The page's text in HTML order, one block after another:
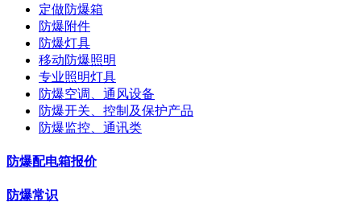
定做防爆箱
防爆附件
防爆灯具
移动防爆照明
专业照明灯具
防爆空调、通风设备
防爆开关、控制及保护产品
防爆监控、通讯类
防爆配电箱报价
防爆常识